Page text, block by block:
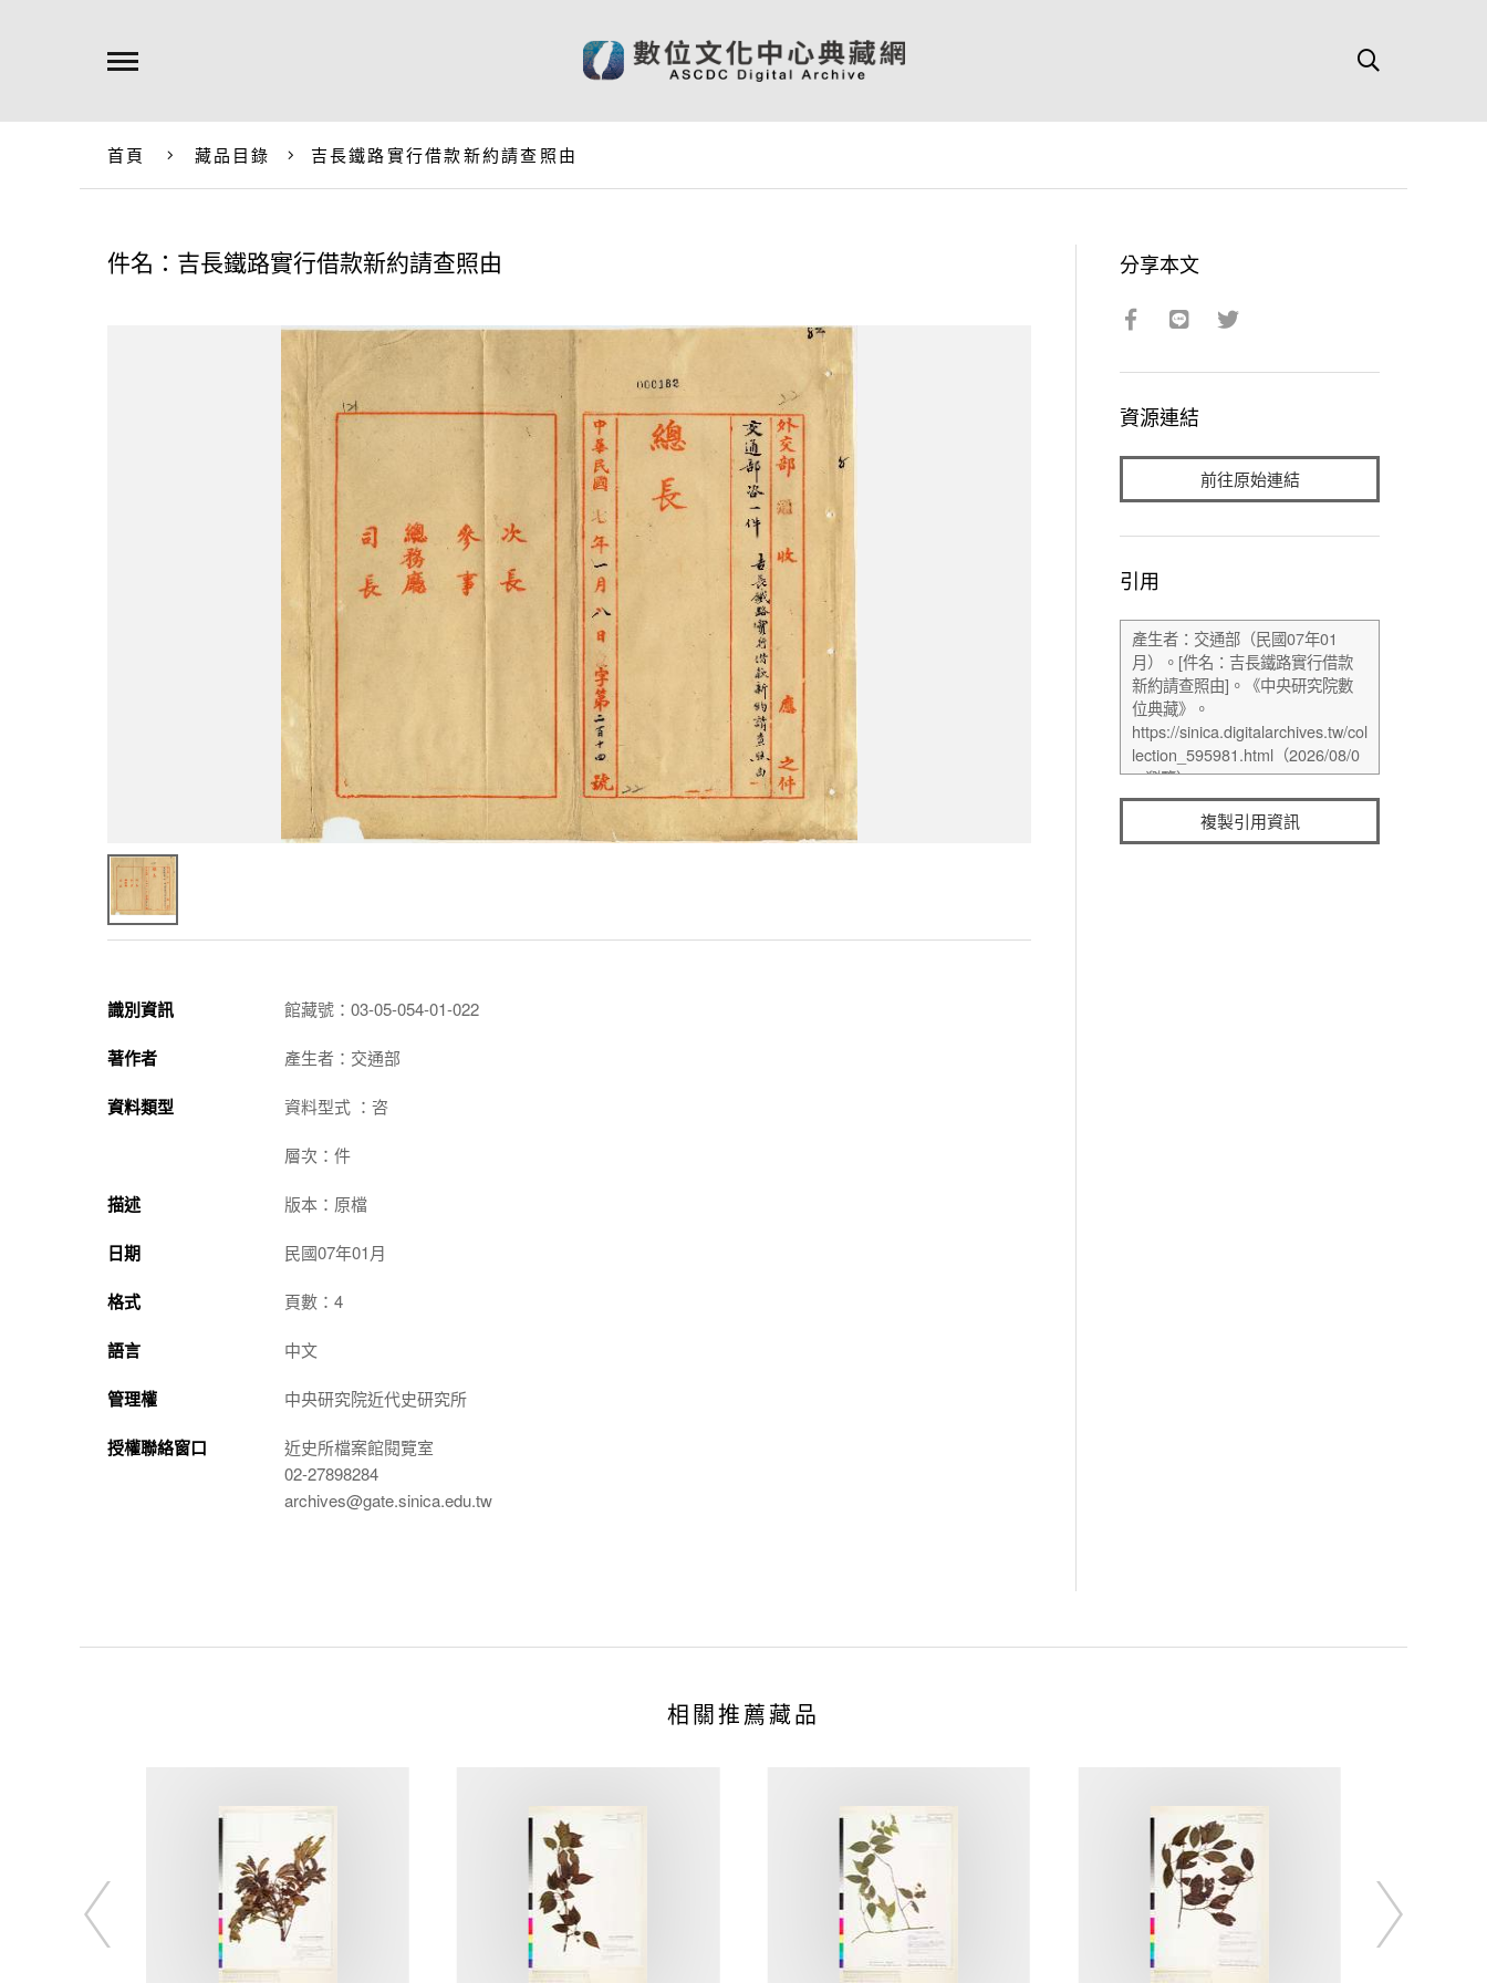
首頁 藏品目錄 吉長鐵路實行借款新約請查照由
件名：吉長鐵路實行借款新約請查照由
識別資訊 館藏號：03-05-054-01-022
著作者 產生者：交通部
資料類型 資料型式 ：咨
層次：件
描述 版本：原檔
日期 民國07年01月
格式 頁數：4
語言 中文
管理權 中央研究院近代史研究所
授權聯絡窗口
近史所檔案館閱覽室
02-27898284
archives@gate.sinica.edu.tw
分享本文
資源連結
前往原始連結
引用
複製引用資訊
相關推薦藏品